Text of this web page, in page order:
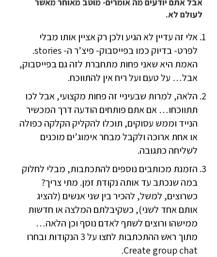
לעולם לא.
אלי זה עדיין לא הגיע ולכן רק אציין אותו מבלי
לפרט- בדיוק כמו בפייסבוק- פיצ’ר ה- stories.
האמת היא שאני פחות מתחברת לזה גם בפייסבוק,
אבל… על טעם ועל ריח אין להתווכח.
הלאה, למרות שבעיניי זה פחות מקצועי, אבל לכו
תתווכחו… אם אתם פותחים הודעה דרך המכשיר
הנייד וממש עסוקים, תוכלו להקליק הקלקה כפולה
או אחת ארוכה ולקבל מבחר אימוג’ים מוכנים
לשליחה כתגובה.
הזמנת מכותבים נוספים להתכתבות, מבלי לחלוק
במה שנכתב עד אותה נקודת זמן. מתי צריך?
כשרוצים, למשל, להכיר בין שני אנשים (להציג
אותם אחד לשני), כשקיבלתם המלצה או חדשות
ממישהו ורוצים לשתף לאדם נוסף וכן הלאה…
מתוך ראש ההתכתבות לחצו על 3 הנקודות ובחרו
Create group chat.